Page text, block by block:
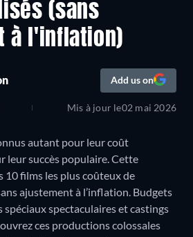
(sans
à l'inflation)
Add us on
Mis à jour le02 mai 2026
autant pour leur coût
leur succès populaire. Cette
10 films les plus coûteux de
ajustement à l’inflation. Budgets
spectaculaires et castings
ces productions colossales